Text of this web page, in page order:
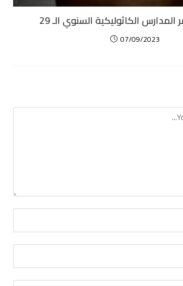
المدارس الكاثوليكية السنوي الـ 29
07/09/2023